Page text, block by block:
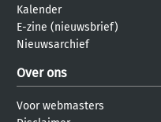
Kalender
E-zine (nieuwsbrief)
Nieuwsarchief
Over ons
Voor webmasters